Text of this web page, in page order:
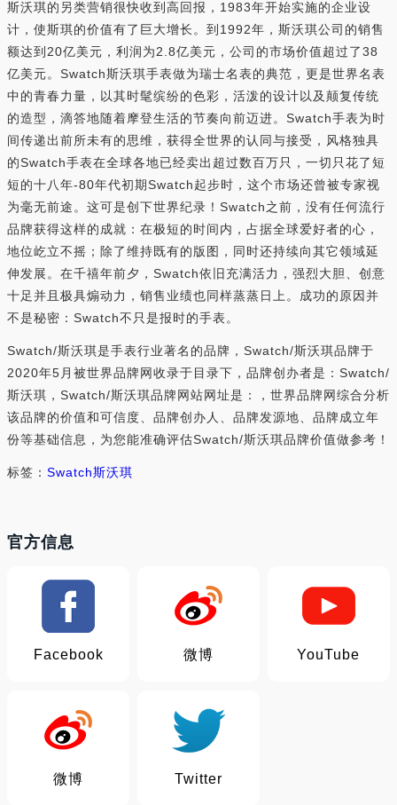
斯沃琪的另类营销很快收到高回报，1983年开始实施的企业设
计，使斯琪的价值有了巨大增长。到1992年，斯沃琪公司的销售
额达到20亿美元，利润为2.8亿美元，公司的市场价值超过了38
亿美元。Swatch斯沃琪手表做为瑞士名表的典范，更是世界名表
中的青春力量，以其时髦缤纷的色彩，活泼的设计以及颠复传统
的造型，滴答地随着摩登生活的节奏向前迈进。Swatch手表为时
间传递出前所未有的思维，获得全世界的认同与接受，风格独具
的Swatch手表在全球各地已经卖出超过数百万只，一切只花了短
短的十八年-80年代初期Swatch起步时，这个市场还曾被专家视
为毫无前途。这可是创下世界纪录！Swatch之前，没有任何流行
品牌获得这样的成就：在极短的时间内，占据全球爱好者的心，
地位屹立不摇；除了维持既有的版图，同时还持续向其它领域延
伸发展。在千禧年前夕，Swatch依旧充满活力，强烈大胆、创意
十足并且极具煽动力，销售业绩也同样蒸蒸日上。成功的原因并
不是秘密：Swatch不只是报时的手表。
Swatch/斯沃琪是手表行业著名的品牌，Swatch/斯沃琪品牌于
2020年5月被世界品牌网收录于目录下，品牌创办者是：Swatch/
斯沃琪，Swatch/斯沃琪品牌网站网址是：，世界品牌网综合分析
该品牌的价值和可信度、品牌创办人、品牌发源地、品牌成立年
份等基础信息，为您能准确评估Swatch/斯沃琪品牌价值做参考！
标签： Swatch斯沃琪
官方信息
Facebook 微博 YouTube
微博 Twitter